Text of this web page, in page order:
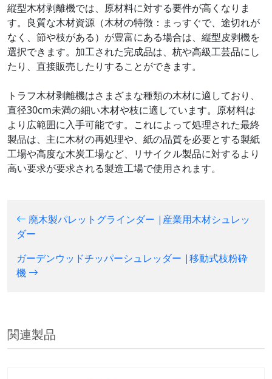
縦型木材剥離機では、原材料に対する要件が高くなりま
す。良質な木材資源（木材の特徴：まっすぐで、途切れが
なく、節や枝がある）が豊富にある場合は、縦型皮剥機を
選択できます。加工された完成品は、杭や高級工芸品にし
たり、直接販売したりすることができます。
トラフ木材剥離機はさまざまな種類の木材に適しており、
直径30cm未満の細い木材や枝に適しています。原材料は
より広範囲に入手可能です。これによって処理された最終
製品は、主に木材の再処理や、紙の品質を必要とする製紙
工場や高度な木炭工場など、リサイクル製品に対するより
高い要求が要求される製造工場で使用されます。
廃木製パレットグラインダー |産業用木材シュレッ
ダー
ガーデンウッドチッパーシュレッダー |移動式枝粉砕
機
関連製品